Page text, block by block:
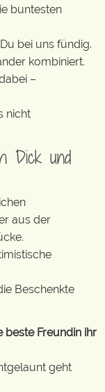
buntesten
bei uns fündig.
kombiniert.
–
nicht
Dick und
aus der
Beschenkte
beste Freundin ihr
geht